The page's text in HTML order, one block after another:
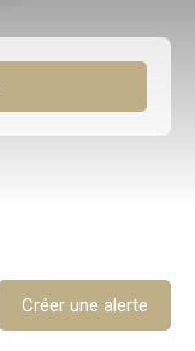
Créer une alerte